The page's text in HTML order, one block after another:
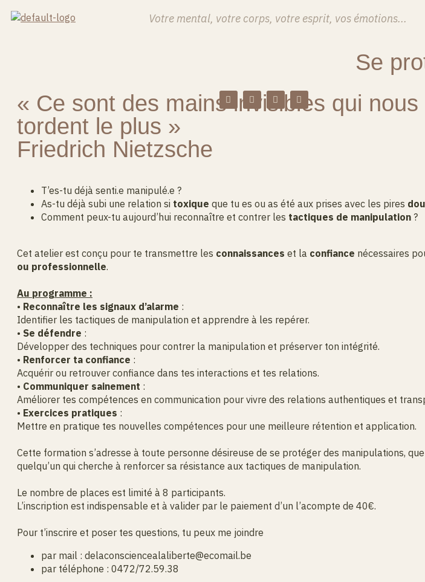
Votre mental, votre corps, votre esprit, vos émotions...
Se
« Ce sont des mains invisibles qui
tordent le plus »
Friedrich Nietzsche
T’es-tu déjà senti.e manipulé.e ?
As-tu déjà subi une relation si toxique que tu es ou as été aux prises avec les pires
Comment peux-tu aujourd’hui reconnaître et contrer les tactiques de manipulation ?
Cet atelier est conçu pour te transmettre les connaissances et la confiance nécessaires
ou professionnelle.
Au programme :
• Reconnaître les signaux d’alarme :
Identifier les tactiques de manipulation et apprendre à les repérer.
• Se défendre :
Développer des techniques pour contrer la manipulation et préserver ton intégrité.
• Renforcer ta confiance :
Acquérir ou retrouver confiance dans tes interactions et tes relations.
• Communiquer sainement :
Améliorer tes compétences en communication pour vivre des relations authentiques et
• Exercices pratiques :
Mettre en pratique tes nouvelles compétences pour une meilleure rétention et application.
Cette formation s’adresse à toute personne désireuse de se protéger des manipulations,
quelqu’un qui cherche à renforcer sa résistance aux tactiques de manipulation.
Le nombre de places est limité à 8 participants.
L’inscription est indispensable et à valider par le paiement d’un l’acompte de 40€.
Pour t’inscrire et poser tes questions, tu peux me joindre
par mail : delaconsciencealaliberte@ecomail.be
par téléphone : 0472/72.59.38